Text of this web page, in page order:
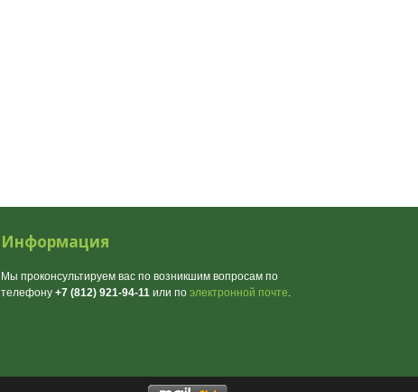
Информация
Мы проконсультируем вас по возникшим вопросам по
телефону +7 (812) 921-94-11 или по электронной почте.